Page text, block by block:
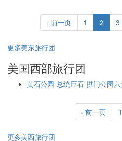
‹ 前一页 1 2 3
更多美东旅行团
美国西部旅行团
黄石公园-总统巨石-拱门公园
‹ 前一页 1
更多美西旅行团